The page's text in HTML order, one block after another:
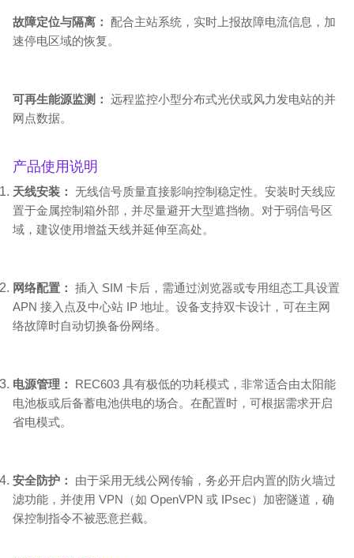
故障定位与隔离： 配合主站系统，实时上报故障电流信息，加
速停电区域的恢复。
可再生能源监测： 远程监控小型分布式光伏或风力发电站的并
网点数据。
产品使用说明
天线安装： 无线信号质量直接影响控制稳定性。安装时天线应
置于金属控制箱外部，并尽量避开大型遮挡物。对于弱信号区
域，建议使用增益天线并延伸至高处。
网络配置： 插入 SIM 卡后，需通过浏览器或专用组态工具设置
APN 接入点及中心站 IP 地址。设备支持双卡设计，可在主网
络故障时自动切换备份网络。
电源管理：
REC603 具有极低的功耗模式，非常适合由太阳能
电池板或后备蓄电池供电的场合。在配置时，可根据需求开启
省电模式。
安全防护：
由于采用无线公网传输，务必开启内置的防火墙过
滤功能，并使用 VPN（如 OpenVPN 或 IPsec）加密隧道，确
保控制指令不被恶意拦截。